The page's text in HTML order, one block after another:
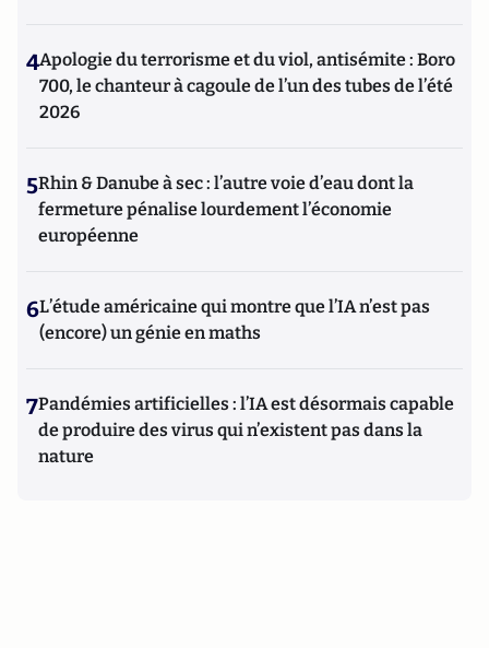
4Apologie du terrorisme et du viol, antisémite : Boro
700, le chanteur à cagoule de l’un des tubes de l’été
2026
5Rhin & Danube à sec : l’autre voie d’eau dont la
fermeture pénalise lourdement l’économie
européenne
6L’étude américaine qui montre que l’IA n’est pas
(encore) un génie en maths
7Pandémies artificielles : l’IA est désormais capable
de produire des virus qui n’existent pas dans la
nature